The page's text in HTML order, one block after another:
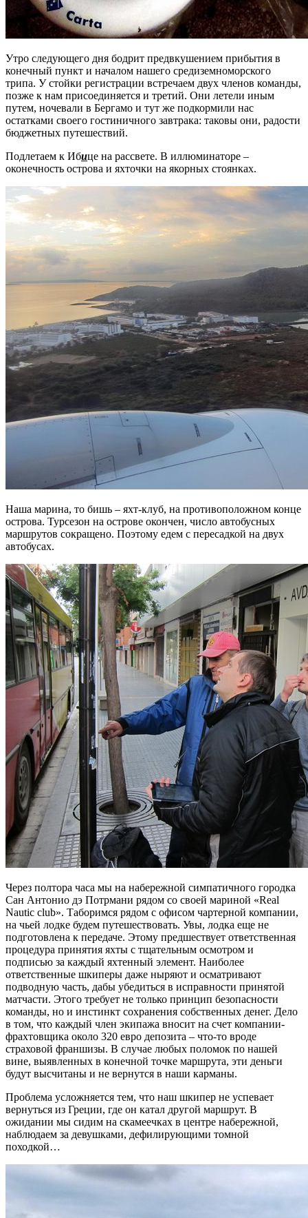
Утро следующего дня бодрит предвкушением прибытия в
конечный пункт и началом нашего средиземноморского
трипа. У стойки регистрации встречаем двух членов команды,
позже к нам присоединяется и третий. Они летели иным
путем, ночевали в Бергамо и тут же подкормили нас
остатками своего гостиничного завтрака: таковы они, радости
бюджетных путешествий.
Подлетаем к Ибице на рассвете. В иллюминаторе –
оконечность острова и яхточки на якорных стоянках.
Наша марина, то бишь – яхт-клуб, на противоположном конце
острова. Турсезон на острове окончен, число автобусных
маршрутов сокращено. Поэтому едем с пересадкой на двух
автобусах.
Через полтора часа мы на набережной симпатичного городка
Сан Антонио дэ Потрмани рядом со своей мариной «Real
Nautic club». Таборимся рядом с офисом чартерной компании,
на чьей лодке будем путешествовать. Увы, лодка еще не
подготовлена к передаче. Этому предшествует ответственная
процедура принятия яхты с тщательным осмотром и
подписью за каждый яхтенный элемент. Наиболее
ответственные шкиперы даже ныряют и осматривают
подводную часть, дабы убедиться в исправности принятой
матчасти. Этого требует не только принцип безопасности
команды, но и инстинкт сохранения собственных денег. Дело
в том, что каждый член экипажа вносит на счет компании-
фрахтовщика около 320 евро депозита – что-то вроде
страховой франшизы. В случае любых поломок по нашей
вине, выявленных в конечной точке маршрута, эти деньги
будут высчитаны и не вернутся в наши карманы.
Проблема усложняется тем, что наш шкипер не успевает
вернуться из Греции, где он катал другой маршрут. В
ожидании мы сидим на скамеечках в центре набережной,
наблюдаем за девушками, дефилирующими томной
походкой…